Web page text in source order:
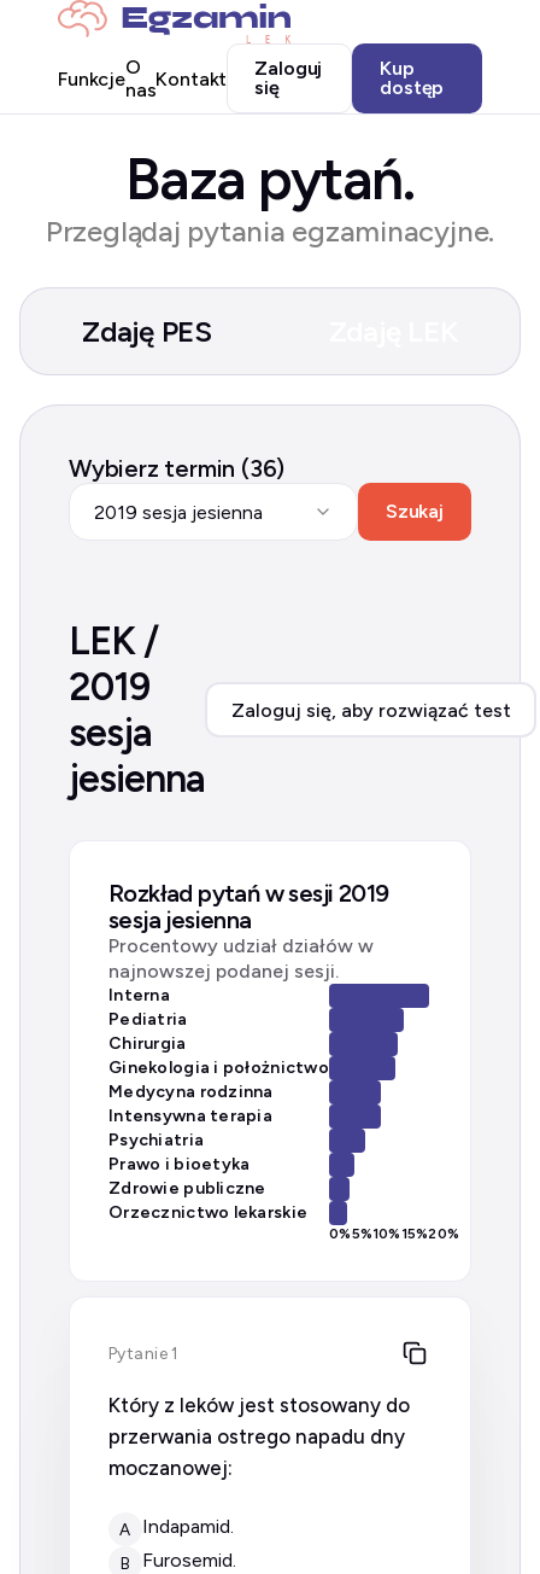
FunkcjeO
nasKontakt
Zaloguj
się
Kup
dostęp
Baza pytań.
Przeglądaj pytania egzaminacyjne.
Zdaję PES
Wybierz termin (36)
2019 sesja jesienna Szukaj
LEK /
2019
sesja
jesienna
Zaloguj się, aby rozwiązać test
Rozkład pytań w sesji 2019
sesja jesienna
Procentowy udział działów w
najnowszej podanej sesji.
Interna
Pediatria
Chirurgia
Ginekologia i położnictwo
Medycyna rodzinna
Intensywna terapia
Psychiatria
Prawo i bioetyka
Zdrowie publiczne
Orzecznictwo lekarskie
0%5%10%15%20%
Pytanie 1
Który z leków jest stosowany do
przerwania ostrego napadu dny
moczanowej:
A indapamid.
B furosemid.